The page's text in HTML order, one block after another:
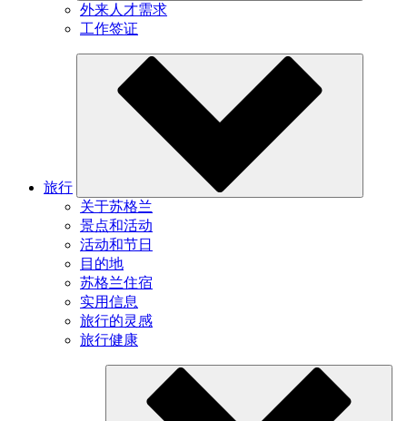
外来人才需求
工作签证
旅行
关于苏格兰
景点和活动
活动和节日
目的地
苏格兰住宿
实用信息
旅行的灵感
旅行健康